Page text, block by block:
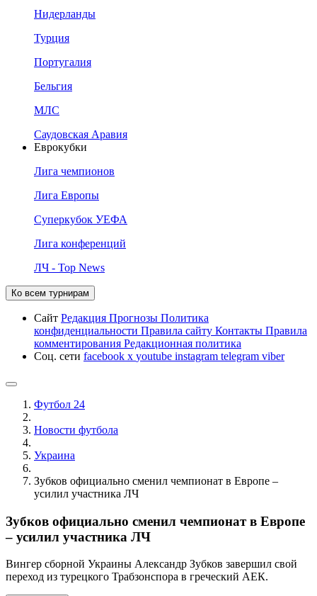
Нидерланды
Турция
Португалия
Бельгия
МЛС
Саудовская Аравия
Еврокубки
Лига чемпионов
Лига Европы
Суперкубок УЕФА
Лига конференций
ЛЧ - Top News
Ко всем турнирам
Сайт Редакция Прогнозы Политика
конфиденциальности Правила сайту Контакты Правила
комментирования Редакционная политика
Соц. сети facebook x youtube instagram telegram viber
Футбол 24
Новости футбола
Украина
Зубков официально сменил чемпионат в Европе –
усилил участника ЛЧ
Зубков официально сменил чемпионат в Европе
– усилил участника ЛЧ
Вингер сборной Украины Александр Зубков завершил свой
переход из турецкого Трабзонспора в греческий АЕК.